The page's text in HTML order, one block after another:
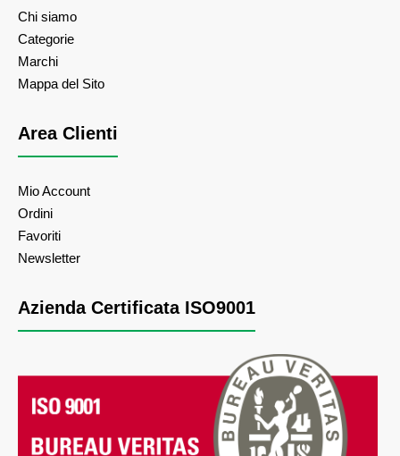
Chi siamo
Categorie
Marchi
Mappa del Sito
Area Clienti
Mio Account
Ordini
Favoriti
Newsletter
Azienda Certificata ISO9001